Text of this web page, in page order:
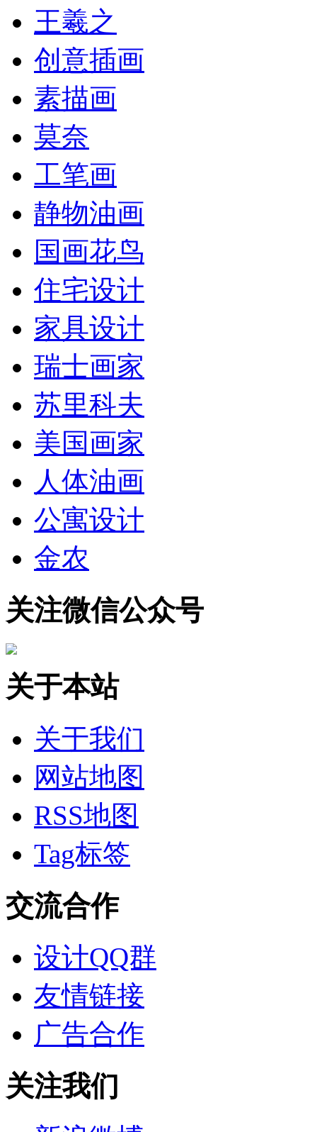
王羲之
创意插画
素描画
莫奈
工笔画
静物油画
国画花鸟
住宅设计
家具设计
瑞士画家
苏里科夫
美国画家
人体油画
公寓设计
金农
关注微信公众号
关于本站
关于我们
网站地图
RSS地图
Tag标签
交流合作
设计QQ群
友情链接
广告合作
关注我们